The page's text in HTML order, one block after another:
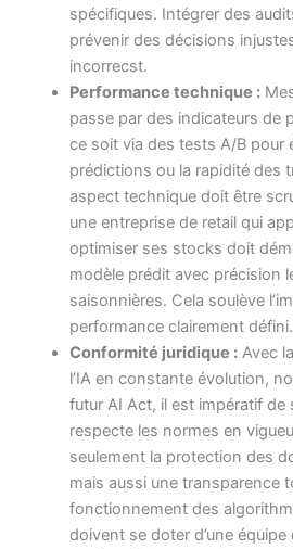
spécifiques. Intégrer des
prévenir des décisions
incorrecst.
Performance technique :
passe par des indicateurs de
ce soit via des tests A/B pour
prédictions ou la rapidité des
aspect technique doit être
une entreprise de retail qui
optimiser ses stocks doit
modèle prédit avec précision
saisonnières. Cela soulève
performance clairement défini.
Conformité juridique :Avec
l’IA en constante évolution,
futur AI Act, il est impératif de
respecte les normes en
seulement la protection des
mais aussi une transparence
fonctionnement des
doivent se doter d’une